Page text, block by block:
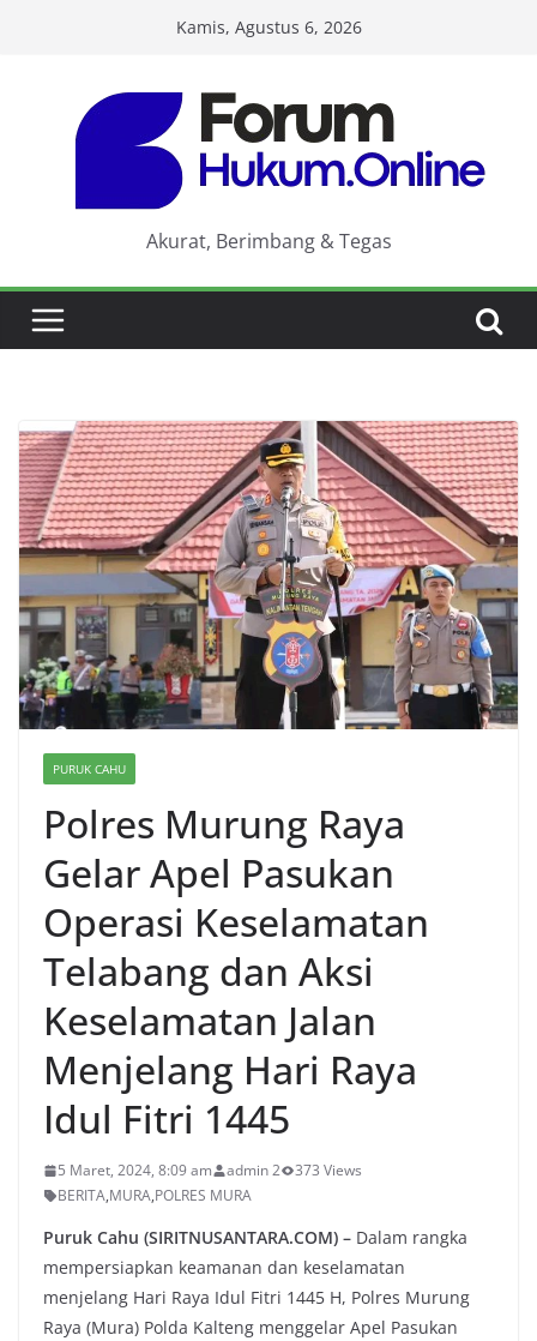
Kamis, Agustus 6, 2026
Akurat, Berimbang & Tegas
PURUK CAHU
Polres Murung Raya
Gelar Apel Pasukan
Operasi Keselamatan
Telabang dan Aksi
Keselamatan Jalan
Menjelang Hari Raya
Idul Fitri 1445
5 Maret, 2024, 8:09 am admin 2
373 Views
BERITA,MURA,POLRES MURA
Puruk Cahu (SIRITNUSANTARA.COM) – Dalam rangka
mempersiapkan keamanan dan keselamatan
menjelang Hari Raya Idul Fitri 1445 H, Polres Murung
Raya (Mura) Polda Kalteng menggelar Apel Pasukan